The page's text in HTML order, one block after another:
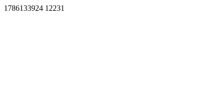
1786133924 12231